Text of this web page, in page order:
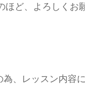
ど、よろしくお
、レッスン内容